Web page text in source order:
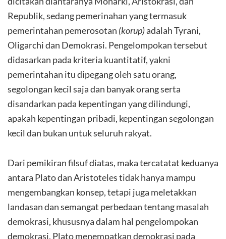
Republik, sedang pemerinahan yang termasuk
pemerintahan pemerosotan (korup)adalah Tyrani,
Oligarchi dan Demokrasi. Pengelompokan tersebut
didasarkan pada kriteria kuantitatif, yakni
pemerintahan itu dipegang oleh satu orang,
segolongan kecil saja dan banyak orang serta
disandarkan pada kepentingan yang dilindungi,
apakah kepentingan pribadi, kepentingan segolongan
kecil dan bukan untuk seluruh rakyat.
Dari pemikiran filsuf diatas, maka tercatatat keduanya
antara Plato dan Aristoteles tidak hanya mampu
mengembangkan konsep, tetapi juga meletakkan
landasan dan semangat perbedaan tentang masalah
demokrasi, khususnya dalam hal pengelompokan
demokrasi. Plato menempatkan demokrasi pada